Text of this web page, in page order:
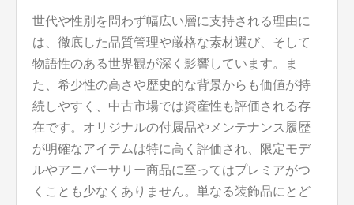
世代や性別を問わず幅広い層に支持される理由に
は、徹底した品質管理や厳格な素材選び、そして
物語性のある世界観が深く影響しています。ま
た、希少性の高さや歴史的な背景からも価値が持
続しやすく、中古市場では資産性も評価される存
在です。オリジナルの付属品やメンテナンス履歴
が明確なアイテムは特に高く評価され、限定モデ
ルやアニバーサリー商品に至ってはプレミアがつ
くことも少なくありません。単なる装飾品にとど